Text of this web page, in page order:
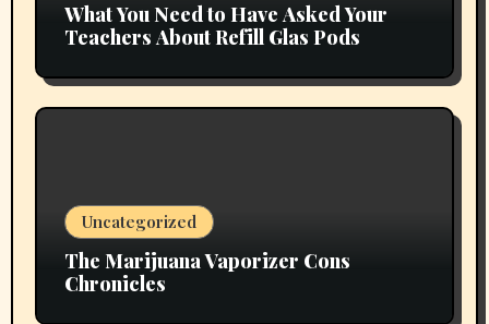
What You Need to Have Asked Your
Teachers About Refill Glas Pods
Uncategorized
The Marijuana Vaporizer Cons
Chronicles